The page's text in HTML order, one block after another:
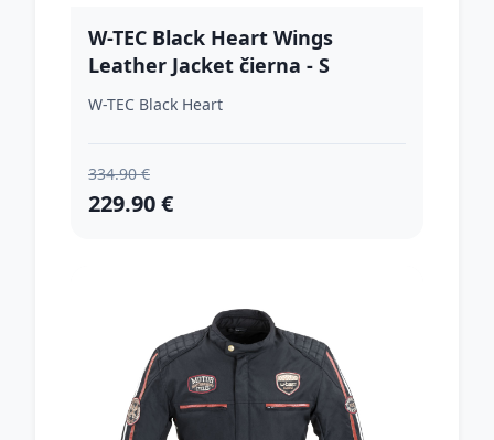
W-TEC Black Heart Wings
Leather Jacket čierna - S
W-TEC Black Heart
334.90 €
229.90 €